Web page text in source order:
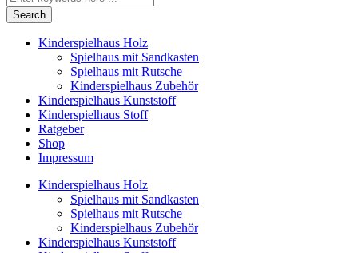
Kinderspielhaus Holz
Spielhaus mit Sandkasten
Spielhaus mit Rutsche
Kinderspielhaus Zubehör
Kinderspielhaus Kunststoff
Kinderspielhaus Stoff
Ratgeber
Shop
Impressum
Kinderspielhaus Holz
Spielhaus mit Sandkasten
Spielhaus mit Rutsche
Kinderspielhaus Zubehör
Kinderspielhaus Kunststoff